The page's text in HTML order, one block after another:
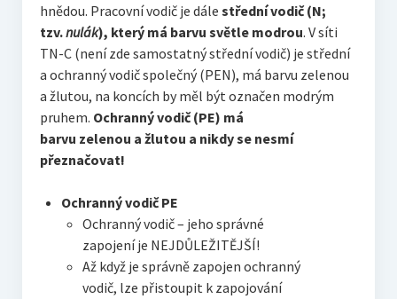
hnědou. Pracovní vodič je dále střední vodič (N;
tzv.nulák), který má barvu světle modrou. V síti
TN-C (není zde samostatný střední vodič) je střední
a ochranný vodič společný (PEN), má barvu zelenou
a žlutou, na koncích by měl být označen modrým
pruhem. Ochranný vodič (PE) má
barvu zelenou a žlutou a nikdy se nesmí
přeznačovat!
Ochranný vodič PE
Ochranný vodič – jeho správné
zapojení je NEJDŮLEŽITĚJŠÍ!
Až když je správně zapojen ochranný
vodič, lze přistoupit k zapojování